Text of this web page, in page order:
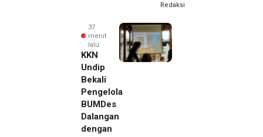
Redaksi
37
menit
lalu
KKN
Undip
Bekali
Pengelola
BUMDes
Dalangan
dengan